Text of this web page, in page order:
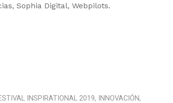
Sophia Digital, Webpilots.
INSPIRATIONAL 2019, INNOVACIÓN,